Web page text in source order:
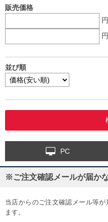
販売価格
円
並び順
PC
※ご注文確認メールが届か
当店からのご注文確認メール等
ます。